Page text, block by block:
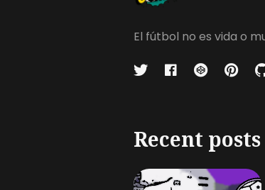
El fútbol no es vida o
Recent posts